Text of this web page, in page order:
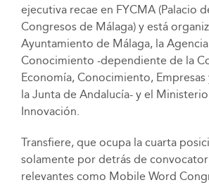
ejecutiva recae en FYCMA (Palacio
Congresos de Málaga) y está
Ayuntamiento de Málaga, la
Conocimiento -dependiente de la
Economía, Conocimiento,
la Junta de Andalucía- y el
Innovación.
Transfiere, que ocupa la cuarta
solamente por detrás de
relevantes como Mobile Word